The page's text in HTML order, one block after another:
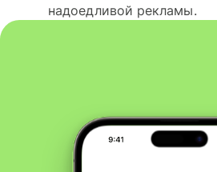
надоедливой рекламы.